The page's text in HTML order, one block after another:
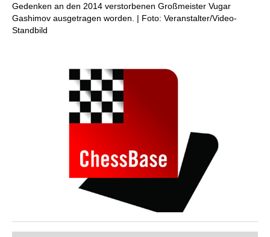
Gedenken an den 2014 verstorbenen Großmeister Vugar
Gashimov ausgetragen worden. | Foto: Veranstalter/Video-
Standbild